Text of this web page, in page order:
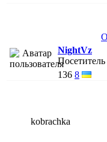
NightVz
Посетитель
136 8
kobrachka